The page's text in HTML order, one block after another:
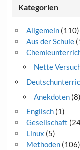
Kategorien
Allgemein(110)
Aus der Schule
Nette
Anekdoten(8)
Englisch(1)
Gesellschaft
Linux (5)
Methoden(106)